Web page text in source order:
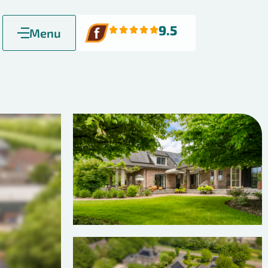
Menu 9.5